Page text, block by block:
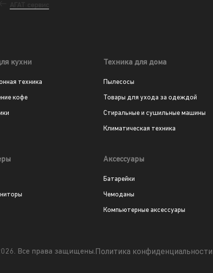
кухни
техника
кофе
Техника для дома
Пылесосы
Товары для ухода за одеждой
Стиральные и сушильные машины
Климатическая техника
Аксессуары
Батарейки
Чемоданы
Компьютерные аксессуары
Все права защищены.Политика конфиденциальности